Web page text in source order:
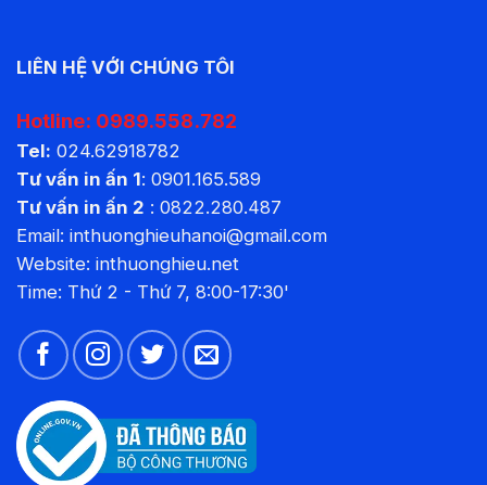
LIÊN HỆ VỚI CHÚNG TÔI
Hotline: 0989.558.782
Tel: 024.62918782
Tư vấn in ấn 1: 0901.165.589
Tư vấn in ấn 2 : 0822.280.487
Email: inthuonghieuhanoi@gmail.com
Website: inthuonghieu.net
Time: Thứ 2 - Thứ 7, 8:00-17:30'